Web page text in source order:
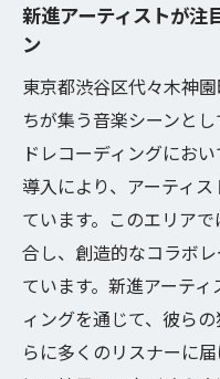
音楽産業の次
音楽の一体感を生
力
コヒーレンシ
アーティスト
録音現場で
音の深みを追
音楽の情熱を
音楽制作にお
新進アーティストが注
ン
東京都渋谷区代々木神
ちが集う音楽シーンと
ドレコーディングにお
導入により、アーティ
ています。このエリア
合し、創造的なコラボ
ています。新進アーテ
ィングを通じて、彼ら
らに多くのリスナーに